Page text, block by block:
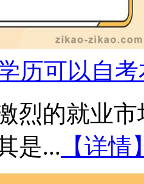
历可以自
烈的就业
是... 【详情